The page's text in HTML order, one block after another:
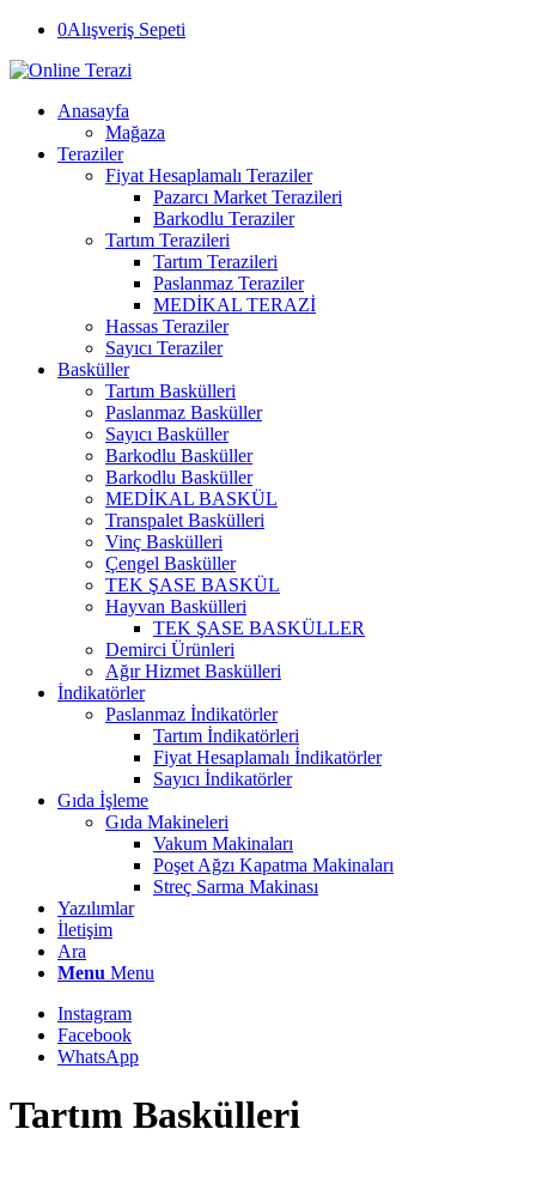
0Alışveriş Sepeti
Anasayfa
Mağaza
Teraziler
Fiyat Hesaplamalı Teraziler
Pazarcı Market Terazileri
Barkodlu Teraziler
Tartım Terazileri
Tartım Terazileri
Paslanmaz Teraziler
MEDİKAL TERAZİ
Hassas Teraziler
Sayıcı Teraziler
Basküller
Tartım Baskülleri
Paslanmaz Basküller
Sayıcı Basküller
Barkodlu Basküller
Barkodlu Basküller
MEDİKAL BASKÜL
Transpalet Baskülleri
Vinç Baskülleri
Çengel Basküller
TEK ŞASE BASKÜL
Hayvan Baskülleri
TEK ŞASE BASKÜLLER
Demirci Ürünleri
Ağır Hizmet Baskülleri
İndikatörler
Paslanmaz İndikatörler
Tartım İndikatörleri
Fiyat Hesaplamalı İndikatörler
Sayıcı İndikatörler
Gıda İşleme
Gıda Makineleri
Vakum Makinaları
Poşet Ağzı Kapatma Makinaları
Streç Sarma Makinası
Yazılımlar
İletişim
Ara
Menu Menu
Instagram
Facebook
WhatsApp
Tartım Baskülleri